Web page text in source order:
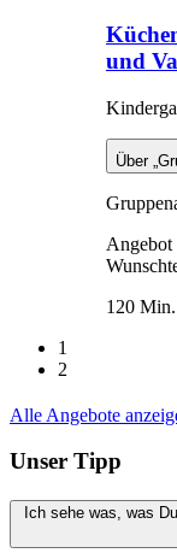
und
Über
Angebot
120 Min.
1
2
Alle Angebote
Unser Tipp
Ich sehe was, was